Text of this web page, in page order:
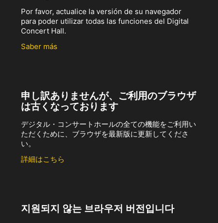
Por favor, actualice la versión de su navegador
para poder utilizar todas las funciones del Digital
Concert Hall.
Saber más
申し訳ありませんが、ご利用のブラウザ
は古くなっております
デジタル・コンサートホールの全ての機能をご利用い
ただくために、ブラウザを最新版に更新してくださ
い。
詳細はこちら
지원되지 않는 브라우저 버전입니다